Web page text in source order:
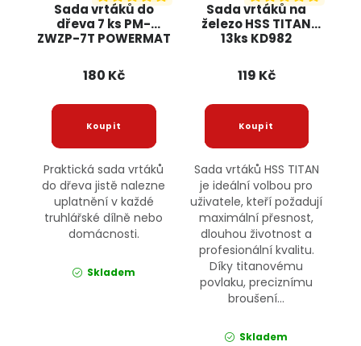
Sada vrtáků do
dřeva 7 ks PM-
ZWZP-7T POWERMAT
180 Kč
Praktická sada vrtáků
do dřeva jistě nalezne
uplatnění v každé
truhlářské dílně nebo
domácnosti.
Skladem
Sada vrtáků na
železo HSS TITAN
13ks KD982
119 Kč
Sada vrtáků HSS TITAN
je ideální volbou pro
uživatele, kteří požadují
maximální přesnost,
dlouhou životnost a
profesionální kvalitu.
Díky titanovému
povlaku, preciznímu
broušení...
Skladem